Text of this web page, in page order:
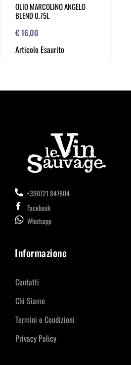
OLIO MARCOLINO ANGELO
BLEND 0.75L
€ 16,00
Articolo Esaurito
+390721 847804
Facebook
Whatsapp
Informazione
Contatti
Chi Siamo
Termini e Condizioni
Privacy Policy